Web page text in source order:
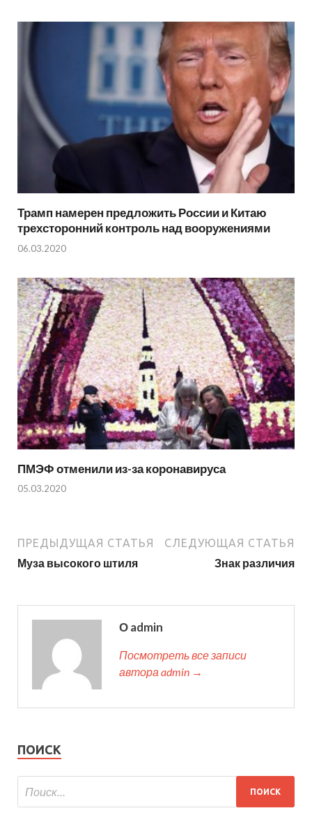
Трамп намерен предложить России и Китаю
трехсторонний контроль над вооружениями
06.03.2020
ПМЭФ отменили из-за коронавируса
05.03.2020
ПРЕДЫДУЩАЯ СТАТЬЯ
Муза высокого штиля
СЛЕДУЮЩАЯ СТАТЬЯ
Знак различия
О admin
Посмотреть все записи
автора admin →
ПОИСК